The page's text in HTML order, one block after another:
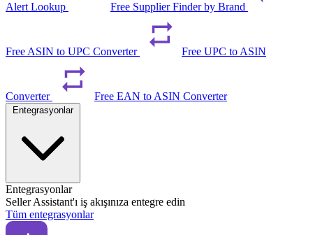
Alert Lookup Free Supplier Finder by Brand
Free ASIN to UPC Converter Free UPC to ASIN
Converter Free EAN to ASIN Converter
Entegrasyonlar
Entegrasyonlar
Seller Assistant'ı iş akışınıza entegre edin
Tüm entegrasyonlar